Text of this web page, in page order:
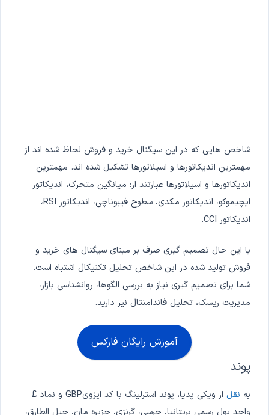
شاخص هایی که در این سیگنال خرید و فروش لحاظ شده اند از
مهمترین اندیکاتورها و اسیلاتورها تشکیل شده اند. مهمترین
اندیکاتورها و اسیلاتورها عبارتند از: میانگین متحرک، اندیکاتور
ایچیموکو، اندیکاتور مکدی، سطوح فیبوناچی، اندیکاتور RSI،
اندیکاتور CCI.
با این حال تصمیم گیری صرف بر مبنای سیگنال های خرید و
فروش تولید شده در این شاخص تحلیل تکنیکال اشتباه است.
شما برای تصمیم گیری نیاز به بررسی الگوها، روانشناسی بازار،
مدیریت ریسک، تحلیل فاندامنتال نیز دارید.
آموزش رایگان فارکس
پوند
به نقل
از ویکی پدیا، پوند استرلینگ با کد ایزویGBP و نماد £
واحد پول رسمی بریتانیا، جرسی، گرنزی، جزیره مان، جبل الطارق،